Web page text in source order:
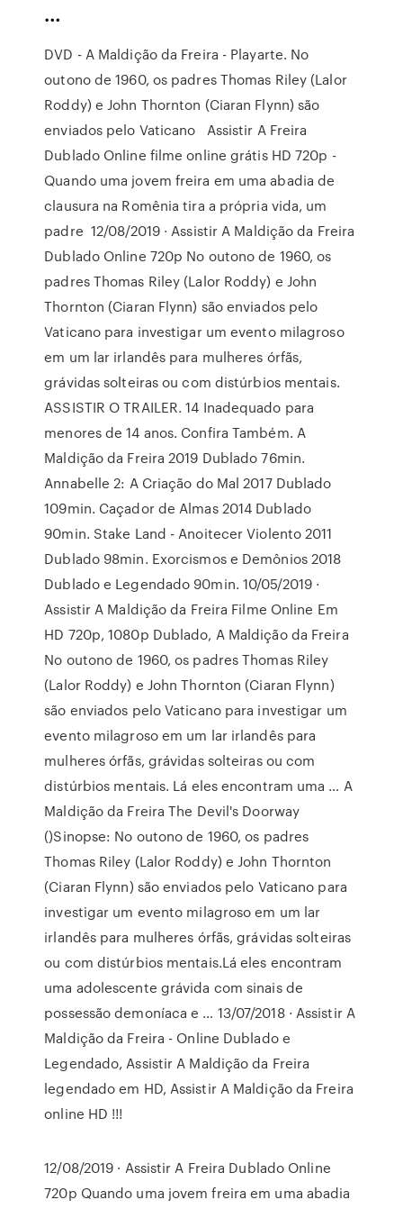
…
DVD - A Maldição da Freira - Playarte. No
outono de 1960, os padres Thomas Riley (Lalor
Roddy) e John Thornton (Ciaran Flynn) são
enviados pelo Vaticano Assistir A Freira
Dublado Online filme online grátis HD 720p -
Quando uma jovem freira em uma abadia de
clausura na Romênia tira a própria vida, um
padre 12/08/2019 · Assistir A Maldição da Freira
Dublado Online 720p No outono de 1960, os
padres Thomas Riley (Lalor Roddy) e John
Thornton (Ciaran Flynn) são enviados pelo
Vaticano para investigar um evento milagroso
em um lar irlandês para mulheres órfãs,
grávidas solteiras ou com distúrbios mentais.
ASSISTIR O TRAILER. 14 Inadequado para
menores de 14 anos. Confira Também. A
Maldição da Freira 2019 Dublado 76min.
Annabelle 2: A Criação do Mal 2017 Dublado
109min. Caçador de Almas 2014 Dublado
90min. Stake Land - Anoitecer Violento 2011
Dublado 98min. Exorcismos e Demônios 2018
Dublado e Legendado 90min. 10/05/2019 ·
Assistir A Maldição da Freira Filme Online Em
HD 720p, 1080p Dublado, A Maldição da Freira
No outono de 1960, os padres Thomas Riley
(Lalor Roddy) e John Thornton (Ciaran Flynn)
são enviados pelo Vaticano para investigar um
evento milagroso em um lar irlandês para
mulheres órfãs, grávidas solteiras ou com
distúrbios mentais. Lá eles encontram uma … A
Maldição da Freira The Devil's Doorway
()Sinopse: No outono de 1960, os padres
Thomas Riley (Lalor Roddy) e John Thornton
(Ciaran Flynn) são enviados pelo Vaticano para
investigar um evento milagroso em um lar
irlandês para mulheres órfãs, grávidas solteiras
ou com distúrbios mentais.Lá eles encontram
uma adolescente grávida com sinais de
possessão demoníaca e … 13/07/2018 · Assistir A
Maldição da Freira - Online Dublado e
Legendado, Assistir A Maldição da Freira
legendado em HD, Assistir A Maldição da Freira
online HD !!!
12/08/2019 · Assistir A Freira Dublado Online
720p Quando uma jovem freira em uma abadia